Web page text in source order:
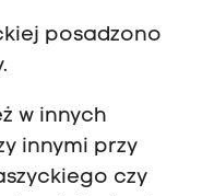
posadzono
w innych
innymi przy
czy